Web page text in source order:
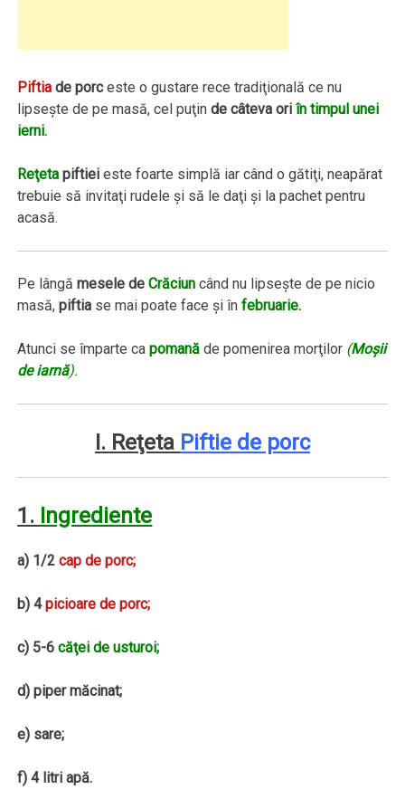
Piftia de porceste o gustare rece tradiţională ce nu
lipseşte de pe masă, cel puţinde câteva oriîn timpul unei
ierni.
Reţeta piftiei este foarte simplă iar când o gătiţi, neapărat
trebuie să invitaţi rudele şi să le daţi şi la pachet pentru
acasă.
Pe lângămesele de Crăciun când nu lipseşte de pe nicio
masă,piftia se mai poate face şi înfebruarie.
Atunci se împarte capomană de pomenirea morţilor (Moşii
de iarnă).
I. Reţeta Piftie de porc
1. Ingrediente
a) 1/2cap de porc;
b) 4picioare de porc;
c) 5-6căţei de usturoi;
d) piper măcinat;
e) sare;
f) 4 litri apă.